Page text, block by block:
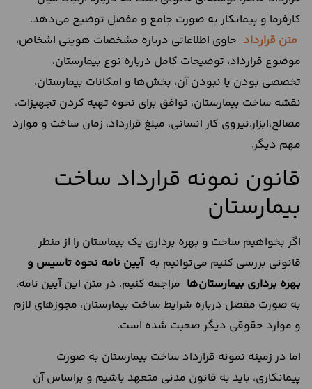
کارفرما و پیمانکار به صورت جامع و مفصل توضیح می‌دهد.
متن قرارداد حاوی اطلاعاتی درباره مشخصات هویتی اشخاص،
موضوع قرارداد، توضیحات کامل درباره نوع بیمارستان،
تخصصی بودن یا نبودن آن، بخش‌ها و امکانات بیمارستان،
نقشه ساخت بیمارستان، توافق برای نحوه تهیه کردن تجهیزات،
مصالح،ابزار،نیروی کار انسانی، مبلغ قرارداد، زمان ساخت و موارد
مهم دیگر.
قانون نمونه قرارداد ساخت
بیمارستان
اگر بخواهیم ساخت و بهره برداری یک بیماستان را از منظر
قانونی بررسی کنیم می‌توانیم به آیین نامه نحوه تاسیس و
بهره برداری بیمارستان‌ها مراجعه کنیم. در متن این آیین نامه،
به صورت مفصل درباره شرایط ساخت بیمارستان، مجوز‌های لازم
و موارد حقوقی دیگر صحبت شده است.
اما در زمینه نمونه قرارداد ساخت بیمارستان به صورت
پیمانکاری، باید به قانون مدنی متعهد باشیم و براساس آن